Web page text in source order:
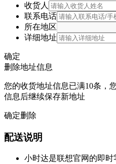
收货人
联系电话
所在地区
详细地址
确定
删除地址信息
您的收货地址信息已满10条，
信息后继续保存新地址
确定删除
配送说明
小时达是联想官网的即